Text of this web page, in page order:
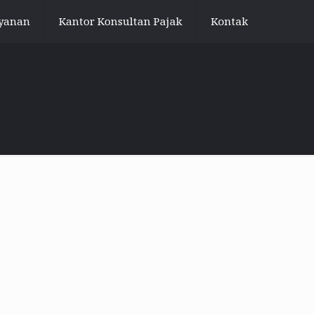
Kantor Konsultan Pajak Kontak